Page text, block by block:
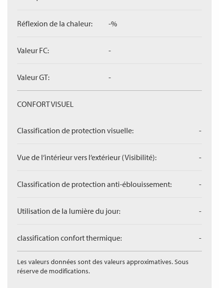
Réflexion de la chaleur: -%
Valeur FC: -
Valeur GT: -
CONFORT VISUEL
Classification de protection visuelle: -
Vue de l‘intérieur vers l‘extérieur (Visibilité): -
Classification de protection anti-éblouissement: -
Utilisation de la lumière du jour: -
classification confort thermique: -
Les valeurs données sont des valeurs approximatives. Sous
réserve de modifications.